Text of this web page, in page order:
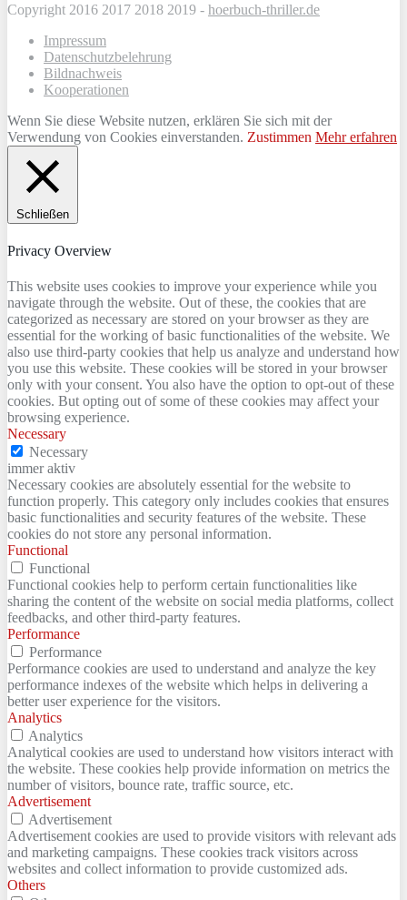
Copyright 2016 2017 2018 2019 - hoerbuch-thriller.de
Impressum
Datenschutzbelehrung
Bildnachweis
Kooperationen
Wenn Sie diese Website nutzen, erklären Sie sich mit der
Verwendung von Cookies einverstanden. Zustimmen Mehr erfahren
Schließen
Privacy Overview
This website uses cookies to improve your experience while you
navigate through the website. Out of these, the cookies that are
categorized as necessary are stored on your browser as they are
essential for the working of basic functionalities of the website. We
also use third-party cookies that help us analyze and understand how
you use this website. These cookies will be stored in your browser
only with your consent. You also have the option to opt-out of these
cookies. But opting out of some of these cookies may affect your
browsing experience.
Necessary
Necessary
immer aktiv
Necessary cookies are absolutely essential for the website to
function properly. This category only includes cookies that ensures
basic functionalities and security features of the website. These
cookies do not store any personal information.
Functional
Functional
Functional cookies help to perform certain functionalities like
sharing the content of the website on social media platforms, collect
feedbacks, and other third-party features.
Performance
Performance
Performance cookies are used to understand and analyze the key
performance indexes of the website which helps in delivering a
better user experience for the visitors.
Analytics
Analytics
Analytical cookies are used to understand how visitors interact with
the website. These cookies help provide information on metrics the
number of visitors, bounce rate, traffic source, etc.
Advertisement
Advertisement
Advertisement cookies are used to provide visitors with relevant ads
and marketing campaigns. These cookies track visitors across
websites and collect information to provide customized ads.
Others